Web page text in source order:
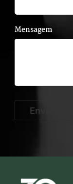
Mensagem
Enviar